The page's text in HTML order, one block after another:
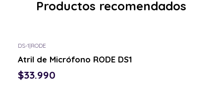
Productos recomendados
DS-1|RODE
Atril de Micrófono RODE DS1
$33.990